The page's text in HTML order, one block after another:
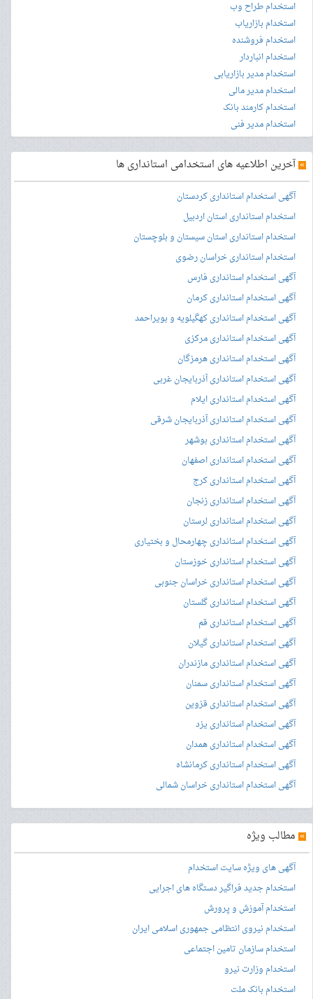
استخدام طراح وب
استخدام بازاریاب
استخدام فروشنده
استخدام انباردار
استخدام مدیر بازاریابی
استخدام مدیر مالی
استخدام کارمند بانک
استخدام مدیر فنی
»آخرین اطلاعیه های استخدامی استانداری ها
آگهی استخدام استانداری کردستان
استخدام استانداری استان اردبیل
استخدام استانداری استان سیستان و بلوچستان
استخدام استانداری خراسان رضوی
آگهی استخدام استانداری فارس
آگهی استخدام استانداری کرمان
آگهی استخدام استانداری کهگیلویه و بویراحمد
آگهی استخدام استانداری مرکزی
آگهی استخدام استانداری هرمزگان
آگهی استخدام استانداری آذربایجان غربی
آگهی استخدام استانداری ایلام
آگهی استخدام استانداری آذربایجان شرقی
آگهی استخدام استانداری بوشهر
آگهی استخدام استانداری اصفهان
آگهی استخدام استانداری کرج
آگهی استخدام استانداری زنجان
آگهی استخدام استانداری لرستان
آگهی استخدام استانداری چهارمحال و بختیاری
آگهی استخدام استانداری خوزستان
آگهی استخدام استانداری خراسان جنوبی
آگهی استخدام استانداری گلستان
آگهی استخدام استانداری قم
آگهی استخدام استانداری گیلان
آگهی استخدام استانداری مازندران
آگهی استخدام استانداری سمنان
آگهی استخدام استانداری قزوین
آگهی استخدام استانداری یزد
آگهی استخدام استانداری همدان
آگهی استخدام استانداری کرمانشاه
آگهی استخدام استانداری خراسان شمالی
» مطالب ویژه
آگهی های ویژه سایت استخدام
استخدام جدید فراگیر دستگاه های اجرایی
استخدام آموزش و پرورش
استخدام نیروی انتظامی جمهوری اسلامی ایران
استخدام سازمان تامین اجتماعی
استخدام وزارت نیرو
استخدام بانک ملت